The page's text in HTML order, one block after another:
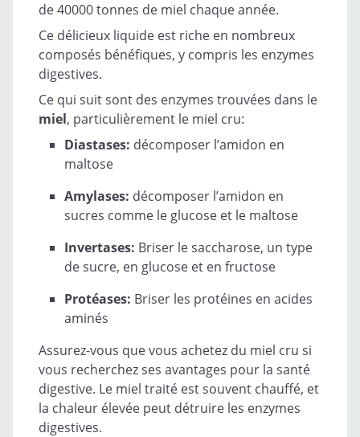
de 40000 tonnes de miel chaque année.
Ce délicieux liquide est riche en nombreux
composés bénéfiques, y compris les enzymes
digestives.
Ce qui suit sont des enzymes trouvées dans le
miel, particulièrement le miel cru:
Diastases: décomposer l’amidon en
maltose
Amylases: décomposer l’amidon en
sucres comme le glucose et le maltose
Invertases: Briser le saccharose, un type
de sucre, en glucose et en fructose
Protéases: Briser les protéines en acides
aminés
Assurez-vous que vous achetez du miel cru si
vous recherchez ses avantages pour la santé
digestive. Le miel traité est souvent chauffé, et
la chaleur élevée peut détruire les enzymes
digestives.